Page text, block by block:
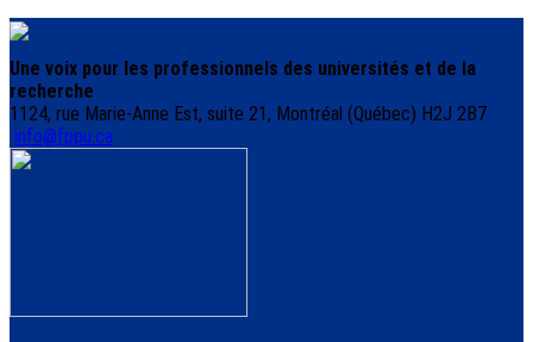
Une voix pour les professionnels des universités et de la
recherche
1124, rue Marie-Anne Est, suite 21, Montréal (Québec) H2J 2B7
info@fppu.ca